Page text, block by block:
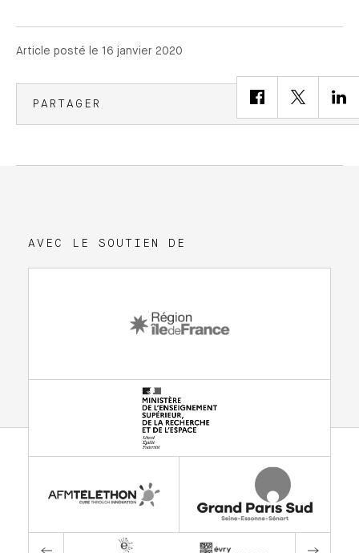
Article posté le 16 janvier 2020
PARTAGER
AVEC LE SOUTIEN DE